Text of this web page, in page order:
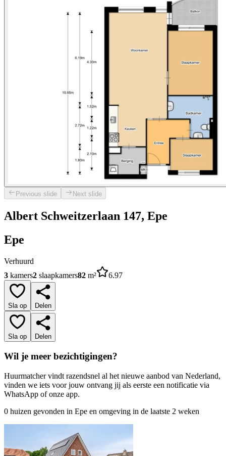
Previous slide Next slide
Albert Schweitzerlaan 147, Epe
Epe
Verhuurd
3 kamers2 slaapkamers82 m² 6.97
Sla op Delen
Sla op Delen
Wil je meer bezichtigingen?
Huurmatcher vindt razendsnel al het nieuwe aanbod van Nederland,
vinden we iets voor jouw ontvang jij als eerste een notificatie via
WhatsApp of onze app.
0 huizen gevonden in Epe en omgeving in de laatste 2 weken